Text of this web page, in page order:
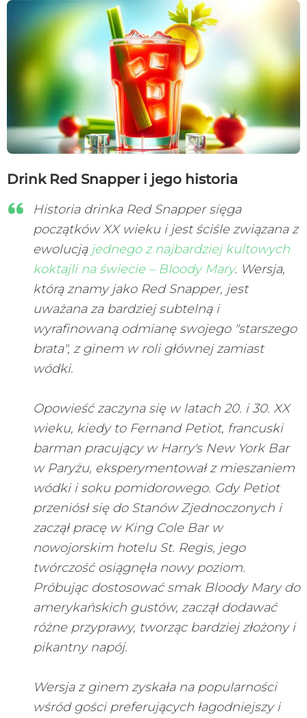
Drink Red Snapper i jego historia
Historia drinka Red Snapper sięga
początków XX wieku i jest ściśle związana z
ewolucją jednego z najbardziej kultowych
koktajli na świecie – Bloody Mary. Wersja,
którą znamy jako Red Snapper, jest
uważana za bardziej subtelną i
wyrafinowaną odmianę swojego "starszego
brata", z ginem w roli głównej zamiast
wódki.
Opowieść zaczyna się w latach 20. i 30. XX
wieku, kiedy to Fernand Petiot, francuski
barman pracujący w Harry's New York Bar
w Paryżu, eksperymentował z mieszaniem
wódki i soku pomidorowego. Gdy Petiot
przeniósł się do Stanów Zjednoczonych i
zaczął pracę w King Cole Bar w
nowojorskim hotelu St. Regis, jego
twórczość osiągnęła nowy poziom.
Próbując dostosować smak Bloody Mary do
amerykańskich gustów, zaczął dodawać
różne przyprawy, tworząc bardziej złożony i
pikantny napój.
Wersja z ginem zyskała na popularności
wśród gości preferujących łagodniejszy i